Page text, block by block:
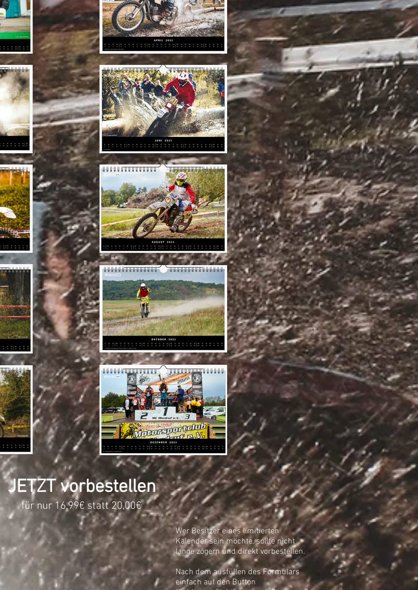
JETZT vorbestellen
für nur 16,99€ statt 20,00€
Wer Besitzer eines limitierten
Kalender sein möchte, sollte nicht
lange zögern und direkt vorbestellen.
Nach dem ausfüllen des Formulars
einfach auf den Button